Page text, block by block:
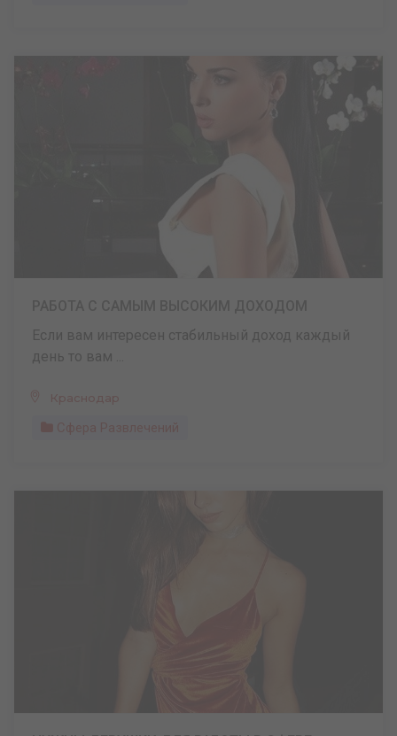
Если вам интересен стабильный доход каждый
день то вам ...
Краснодар
Сфера Развлечений